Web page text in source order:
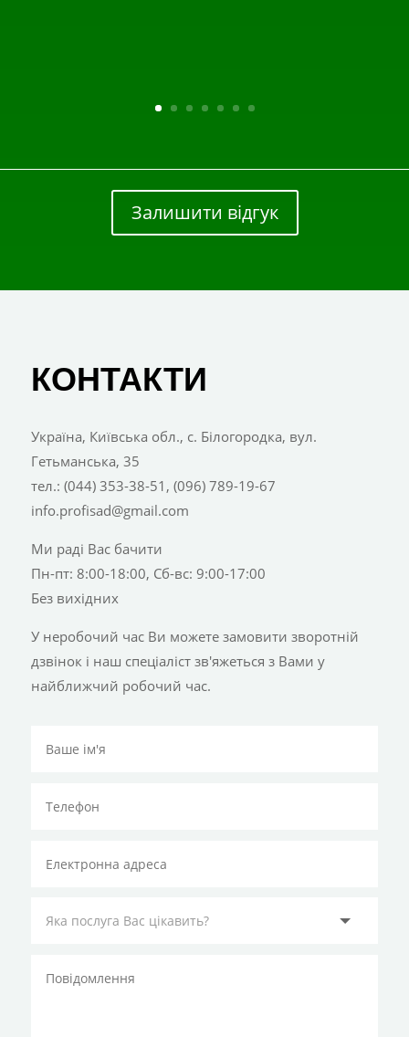
Залишити відгук
КОНТАКТИ
Україна, Київська обл., с. Білогородка, вул.
Гетьманська, 35
тел.: (044) 353-38-51, (096) 789-19-67
info.profisad@gmail.com
Ми раді Вас бачити
Пн-пт: 8:00-18:00, Сб-вс: 9:00-17:00
Без вихідних
У неробочий час Ви можете замовити зворотній
дзвінок і наш спеціаліст зв'яжеться з Вами у
найближчий робочий час.